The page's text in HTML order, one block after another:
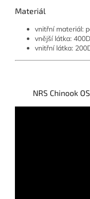
Materiál
vnitřní materiál:
vnější látka:
vnitřní látka:
NRS Chinook